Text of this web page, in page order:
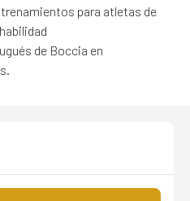
para atletas de
de Boccia en